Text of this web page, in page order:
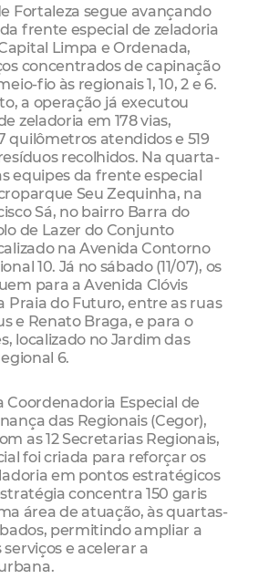
Fortaleza segue avançando
frente especial de zeladoria
Limpa e Ordenada,
concentrados de capinação
fio às regionais 1, 10, 2 e 6.
a operação já executou
zeladoria em 178 vias,
quilômetros atendidos e 519
recolhidos. Na quarta-
equipes da frente especial
Seu Zequinha, na
Sá, no bairro Barra do
de Lazer do Conjunto
na Avenida Contorno
10. Já no sábado (11/07), os
para a Avenida Clóvis
Praia do Futuro, entre as ruas
e Renato Braga, e para o
localizado no Jardim das
6.
Coordenadoria Especial de
das Regionais (Cegor),
as 12 Secretarias Regionais,
foi criada para reforçar os
em pontos estratégicos
concentra 150 garis
área de atuação, às quartas-
permitindo ampliar a
e acelerar a